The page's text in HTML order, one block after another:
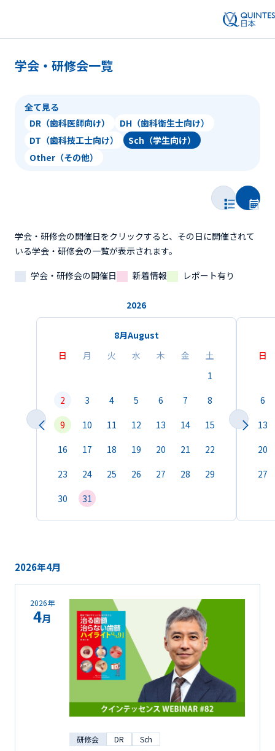
学会・研修会一覧
全て見る
DR（歯科医師向け）
DH（歯科衛生士向け）
DT（歯科技工士向け）
Sch（学生向け）
Other（その他）
学会・研修会の開催日をクリックすると、その日に開催されて
いる学会・研修会の一覧が表示されます。
学会・研修会の開催日
新着情報 レポート有り
2026
8月August
日
月 火 水 木 金
土
1
2
3 4 5 6 7
8
9
10 11 12 13 14
15
16
17 18 19 20 21
22
23
24 25 26 27 28
29
30
31
日
6
13
20
27
2026年4月
2026年
4月
研修会 DR Sch